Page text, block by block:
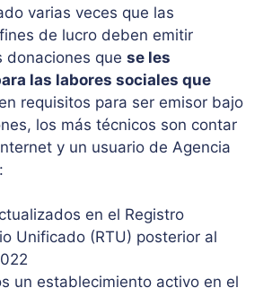
varias veces que las
de lucro deben emitir
donaciones que se les
las labores sociales que
requisitos para ser emisor bajo
los más técnicos son contar
y un usuario de Agencia
en el Registro
Unificado (RTU) posterior al
un establecimiento activo en el